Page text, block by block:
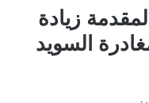
زيادة
السويد